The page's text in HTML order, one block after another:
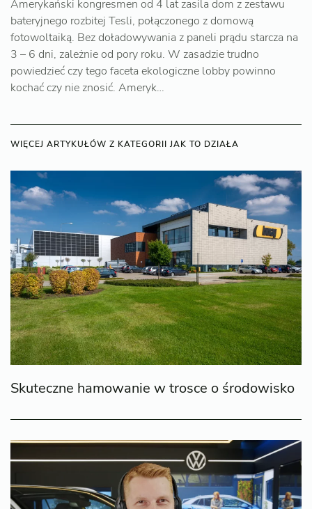
Amerykański kongresmen od 4 lat zasila dom z zestawu
bateryjnego rozbitej Tesli, połączonego z domową
fotowoltaiką. Bez doładowywania z paneli prądu starcza na
3 – 6 dni, zależnie od pory roku. W zasadzie trudno
powiedzieć czy tego faceta ekologiczne lobby powinno
kochać czy nie znosić. Ameryk…
WIĘCEJ ARTYKUŁÓW Z KATEGORII JAK TO DZIAŁA
Skuteczne hamowanie w trosce o środowisko